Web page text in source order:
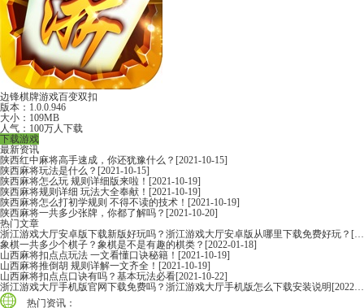
边锋棋牌游戏百变双扣
版本：1.0.0.946
大小：109MB
人气：100万人下载
下载游戏
最新资讯
陕西红中麻将高手速成，你还犹豫什么？ [2021-10-15]
陕西麻将玩法是什么？ [2021-10-15]
陕西麻将怎么玩 规则详细版来啦！ [2021-10-19]
陕西麻将规则详细 玩法大全奉献！ [2021-10-19]
陕西麻将怎么打初学规则 不得不读的技术！ [2021-10-19]
陕西麻将一共多少张牌，你都了解吗？ [2021-10-20]
热门文章
浙江游戏大厅安卓版下载新版好玩吗？浙江游戏大厅安卓版从哪里下载免费好玩？ [2022-06-16]
象棋一共多少个棋子？象棋是不是有趣的棋类？ [2022-01-18]
山西麻将扣点点玩法 一文看懂口诀秘籍！ [2021-10-19]
山西麻将推倒胡 规则详解一文齐全！ [2021-10-19]
山西麻将扣点点口诀有吗？基本玩法必看[2021-10-22]
浙江游戏大厅手机版官网下载免费吗？浙江游戏大厅手机版怎么下载安装说明 [2022-06-16]
热门资讯：